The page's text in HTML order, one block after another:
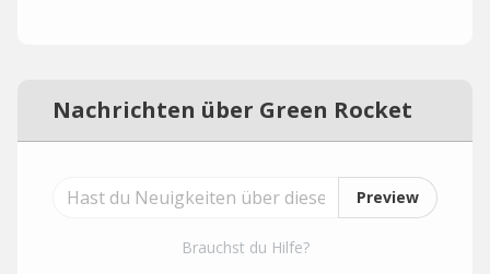
Nachrichten über Green Rocket
Preview
Brauchst du Hilfe?